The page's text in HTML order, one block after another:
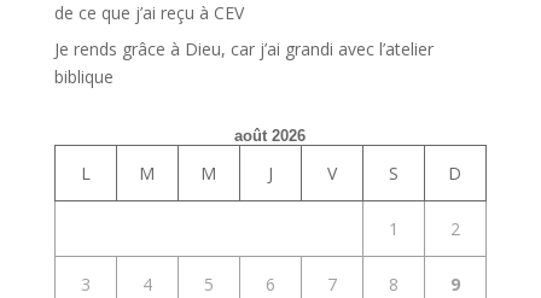
de ce que j’ai reçu à CEV
Je rends grâce à Dieu, car j’ai grandi avec l’atelier
biblique
août 2026
L M M J V S D
1 2
3 4 5 6 7 8 9